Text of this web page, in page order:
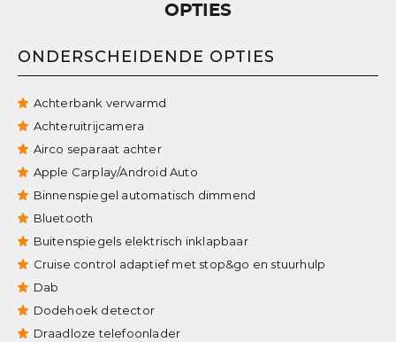
OPTIES
ONDERSCHEIDENDE OPTIES
Achterbank verwarmd
Achteruitrijcamera
Airco separaat achter
Apple Carplay/Android Auto
Binnenspiegel automatisch dimmend
Bluetooth
Buitenspiegels elektrisch inklapbaar
Cruise control adaptief met stop&go en stuurhulp
Dab
Dodehoek detector
Draadloze telefoonlader